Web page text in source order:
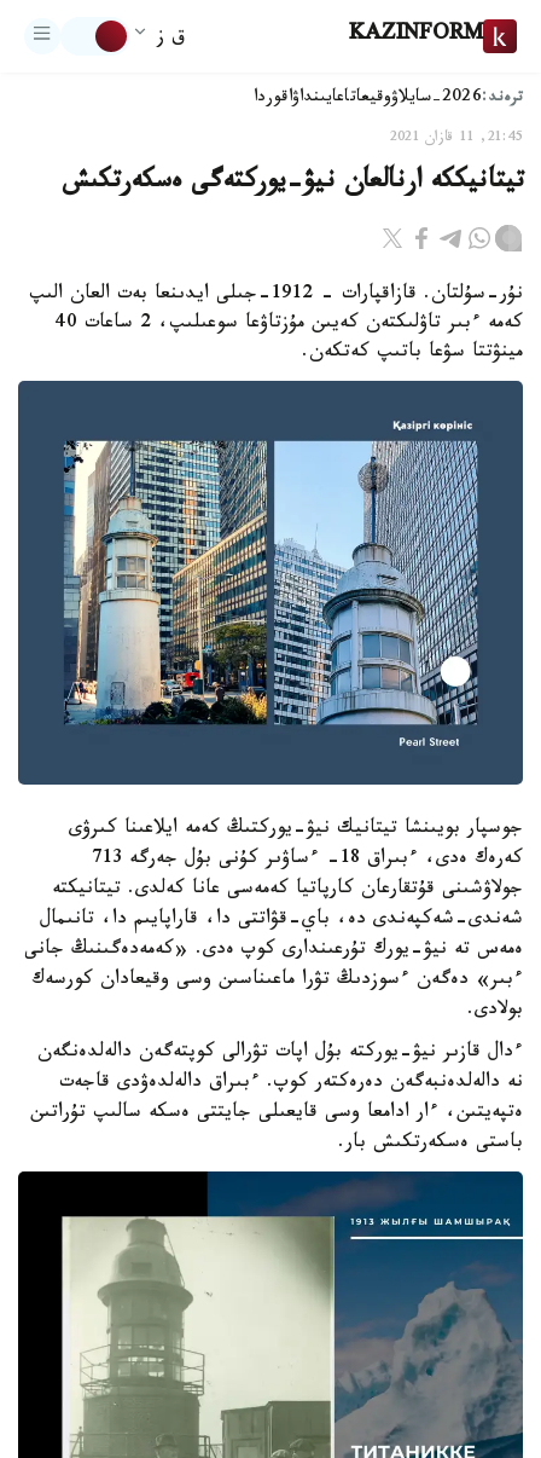
KAZINFORM ق ز
ترەند:2026-سايلاۋ وقيعاتاعايىنداۋاقوردا
21:45, 11 قازان 2021
تيتانيككە ارنالعان نيۋ-يوركتەگى ەسكەرتكىش
نۇر-سۇلتان. قازاقپارات - 1912-جىلى ايدىنعا بەت العان الىپ
كەمە ءبىر تاۋلىكتەن كەيىن مۇزتاۋعا سوعىلىپ، 2 ساعات 40
مينۋتتا سۋعا باتىپ كەتكەن.
جوسپار بويىنشا تيتانيك نيۋ-يوركتىڭ كەمە ايلاعىنا كىرۋى
كەرەك ەدى، ءبىراق 18- ءساۋىر كۇنى بۇل جەرگە 713
جولاۋشىنى قۇتقارعان كارپاتيا كەمەسى عانا كەلدى. تيتانيكتە
شەندى-شەكپەندى دە، باي-قۋاتتى دا، قاراپايىم دا، تانىمال
ەمەس تە نيۋ-يورك تۇرعىندارى كوپ ەدى. «كەمەدەگىنىڭ جانى
ءبىر» دەگەن ءسوزدىڭ تۋرا ماعىناسىن وسى وقيعادان كورسەك
بولادى.
ءدال قازىر نيۋ-يوركتە بۇل اپات تۋرالى كوپتەگەن دالەلدەنگەن
نە دالەلدەنبەگەن دەرەكتەر كوپ. ءبىراق دالەلدەۋدى قاجەت
ەتپەيتىن، ءار ادامعا وسى قايعىلى جايتتى ەسكە سالىپ تۇراتىن
باستى ەسكەرتكىش بار.